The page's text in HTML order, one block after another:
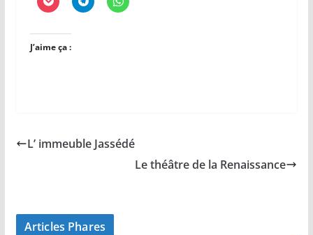
J’aime ça :
L’ immeuble Jassédé
Le théâtre de la Renaissance
Articles Phares